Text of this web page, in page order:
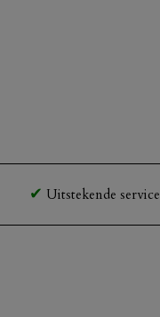
Uitstekende service